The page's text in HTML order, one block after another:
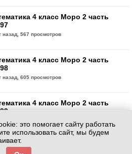
4 класс Моро 2 часть
назад,567 просмотров
4 класс Моро 2 часть
назад,605 просмотров
4 класс Моро 2 часть
4 класс Моро 2 часть
это помогает сайту работать
использовать сайт, мы будем